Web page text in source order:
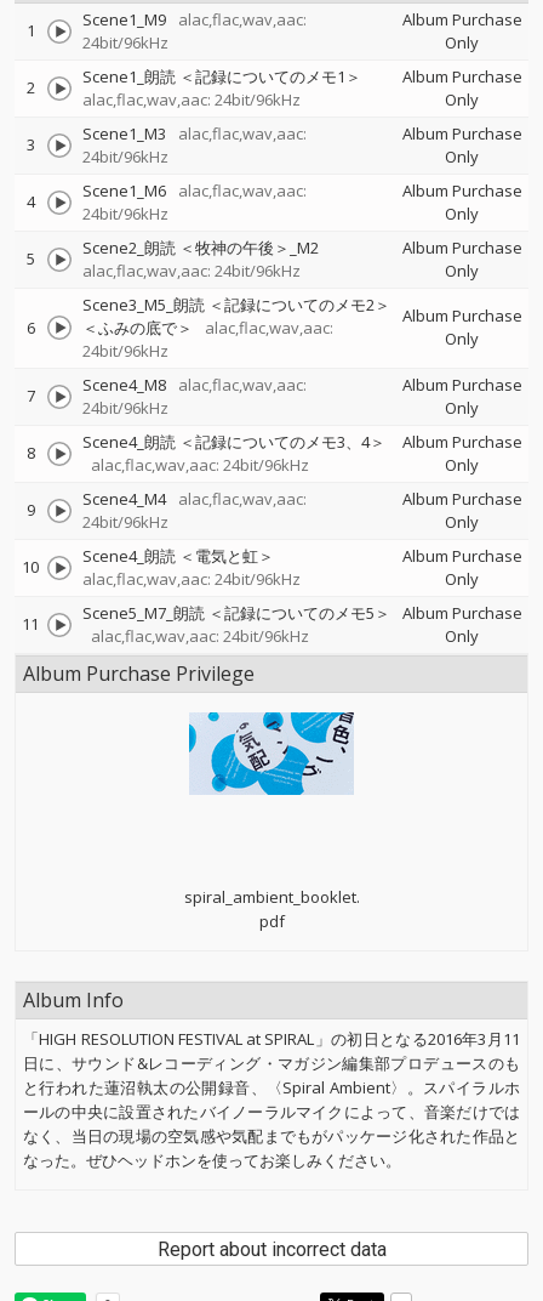
1 Scene1_M9
alac,flac,wav,aac:
24bit/96kHz
Album Purchase
Only
2
Scene1_朗読 ＜記録についてのメモ1＞
alac,flac,wav,aac: 24bit/96kHz
Album Purchase
Only
3 Scene1_M3
alac,flac,wav,aac:
24bit/96kHz
Album Purchase
Only
4 Scene1_M6
alac,flac,wav,aac:
24bit/96kHz
Album Purchase
Only
5
Scene2_朗読 ＜牧神の午後＞_M2
alac,flac,wav,aac: 24bit/96kHz
Album Purchase
Only
6
Scene3_M5_朗読 ＜記録についてのメモ2＞
＜ふみの底で＞
alac,flac,wav,aac:
24bit/96kHz
Album Purchase
Only
7 Scene4_M8
alac,flac,wav,aac:
24bit/96kHz
Album Purchase
Only
8
Scene4_朗読 ＜記録についてのメモ3、4＞
alac,flac,wav,aac: 24bit/96kHz
Album Purchase
Only
9 Scene4_M4
alac,flac,wav,aac:
24bit/96kHz
Album Purchase
Only
10
Scene4_朗読 ＜電気と虹＞
alac,flac,wav,aac: 24bit/96kHz
Album Purchase
Only
11
Scene5_M7_朗読 ＜記録についてのメモ5＞
alac,flac,wav,aac: 24bit/96kHz
Album Purchase
Only
Album Purchase Privilege
spiral_ambient_booklet.
pdf
Album Info
「HIGH RESOLUTION FESTIVAL at SPIRAL」の初日となる2016年3月11
日に、サウンド&レコーディング・マガジン編集部プロデュースのも
と行われた蓮沼執太の公開録音、〈Spiral Ambient〉。スパイラルホ
ールの中央に設置されたバイノーラルマイクによって、音楽だけでは
なく、当日の現場の空気感や気配までもがパッケージ化された作品と
なった。ぜひヘッドホンを使ってお楽しみください。
Report about incorrect data